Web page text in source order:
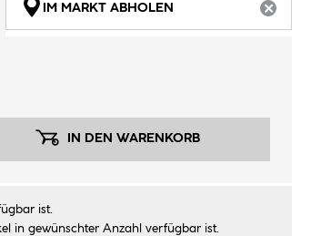
NICHT VERFÜGBAR
IM MARKT ABHOLEN
IN DEN WARENKORB
ist.
in gewünschter Anzahl verfügbar ist.